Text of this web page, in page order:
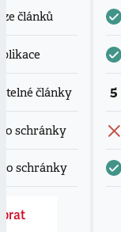
článků
články
schránky
schránky
5